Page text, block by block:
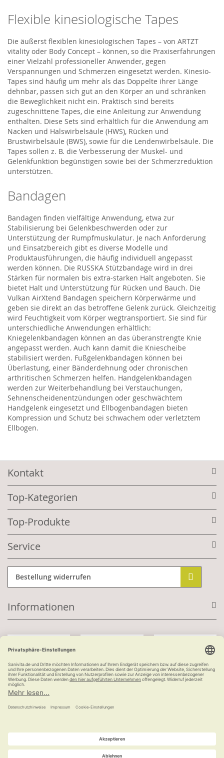
Flexible kinesiologische Tapes
Die äußerst flexiblen kinesiologischen Tapes – von ARTZT
vitality oder Body Concept – können, so die Praxiserfahrungen
einer Vielzahl professioneller Anwender, gegen
Verspannungen und Schmerzen eingesetzt werden. Kinesio-
Tapes sind häufig um mehr als das Doppelte ihrer Länge
dehnbar, passen sich gut an den Körper an und schränken
die Beweglichkeit nicht ein. Praktisch sind bereits
zugeschnittene Tapes, die eine Anleitung zur Anwendung
enthalten. Diese Sets sind erhältlich für die Anwendung am
Nacken und Halswirbelsäule (HWS), Rücken und
Brustwirbelsäule (BWS), sowie für die Lendenwirbelsäule. Die
Tapes sollen z. B. die Verbesserung der Muskel- und
Gelenkfunktion begünstigen sowie bei der Schmerzreduktion
unterstützen.
Bandagen
Bandagen finden vielfältige Anwendung, etwa zur
Stabilisierung bei Gelenkbeschwerden oder zur
Unterstützung der Rumpfmuskulatur. Je nach Anforderung
und Einsatzbereich gibt es diverse Modelle und
Produktausführungen, die häufig individuell angepasst
werden können. Die RUSSKA Stützbandage wird in drei
Stärken für normalen bis extra-starken Halt angeboten. Sie
bietet Halt und Unterstützung für Rücken und Bauch. Die
Vulkan AirXtend Bandagen speichern Körperwärme und
geben sie direkt an das betroffene Gelenk zurück. Gleichzeitig
wird Feuchtigkeit vom Körper wegtransportiert. Sie sind für
unterschiedliche Anwendungen erhältlich:
Kniegelenkbandagen können an das überanstrengte Knie
angepasst werden. Auch kann damit die Kniescheibe
stabilisiert werden. Fußgelenkbandagen können bei
Überlastung, einer Bänderdehnung oder chronischen
arthritischen Schmerzen helfen. Handgelenkbandagen
werden zur Weiterbehandlung bei Verstauchungen,
Sehnenscheidenentzündungen oder geschwächtem
Handgelenk eingesetzt und Ellbogenbandagen bieten
Kompression und Schutz bei schwachem oder verletztem
Ellbogen.
Kontakt
Top-Kategorien
Top-Produkte
Service
Bestellung widerrufen
Informationen
Kauf auf Rechnung
versandkostenfrei